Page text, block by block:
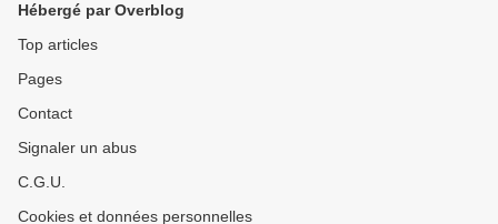
Hébergé par Overblog
Top articles
Pages
Contact
Signaler un abus
C.G.U.
Cookies et données personnelles